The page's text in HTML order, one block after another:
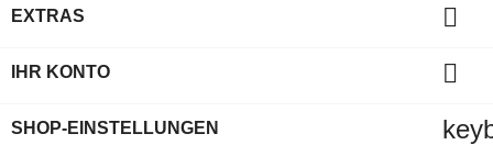
EXTRAS 
IHR KONTO 
SHOP-EINSTELLUNGEN